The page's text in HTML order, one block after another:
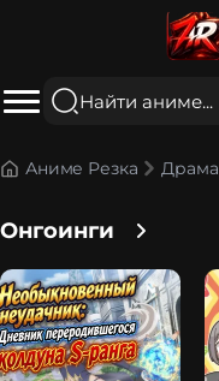
Аниме Резка Драма
Онгоинги